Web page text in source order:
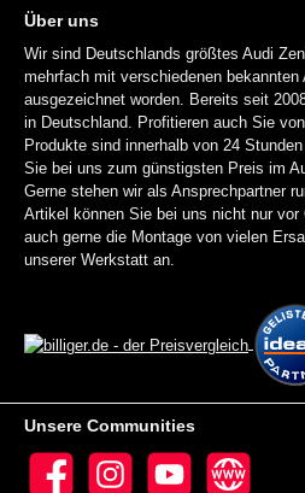
Über uns
Wir sind Deutschlands größtes Audi
mehrfach mit verschiedenen bekannten
ausgezeichnet worden. Bereits seit
in Deutschland. Profitieren auch Sie
Produkte sind innerhalb von 24
Sie bei uns zum günstigsten Preis im
Gerne stehen wir als Ansprechpartner
Artikel können Sie bei uns nicht nur vor
auch gerne die Montage von vielen
unserer Werkstatt an.
Unsere Communities
Facebook Instagram YouTube Website